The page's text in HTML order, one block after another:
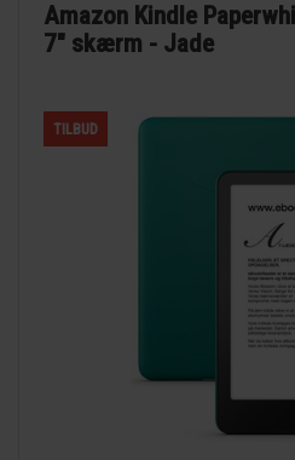
Amazon Kindle
7" skærm - Jade
TILBUD